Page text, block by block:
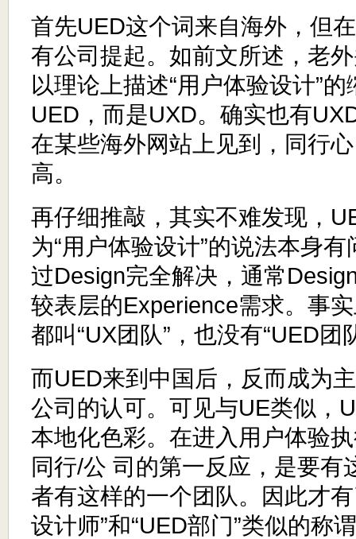
首先UED这个词来自海外，但
有公司提起。如前文所述，老
以理论上描述“用户体验设计”
UED，而是UXD。确实也有
在某些海外网站上见到，同行
高。
再仔细推敲，其实不难发现，
为“用户体验设计”的说法本身
过Design完全解决，通常
较表层的Experience需求。事
都叫“UX团队”，也没有“UED团
而UED来到中国后，反而成为
公司的认可。可见与UE类似，
本地化色彩。在进入用户体验
同行/公 司的第一反应，是要有
者有这样的一个团队。因此才
设计师”和“UED部门”类似的称